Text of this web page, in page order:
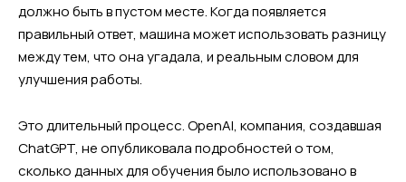
должно быть в пустом месте. Когда появляется
правильный ответ, машина может использовать разницу
между тем, что она угадала, и реальным словом для
улучшения работы.
Это длительный процесс. OpenAI, компания, создавшая
ChatGPT, не опубликовала подробностей о том,
сколько данных для обучения было использовано в